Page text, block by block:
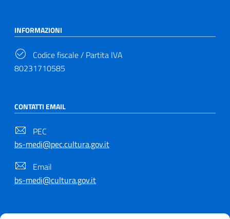
INFORMAZIONI
Codice fiscale / Partita IVA
80231710585
CONTATTI EMAIL
PEC
bs-medi@pec.cultura.gov.it
Email
bs-medi@cultura.gov.it